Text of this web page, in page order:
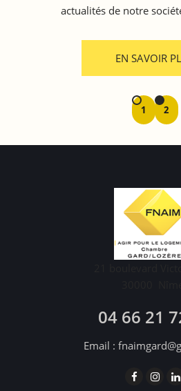
actualités de notre
EN SAVOIR
1 2
04 66 21
Email :